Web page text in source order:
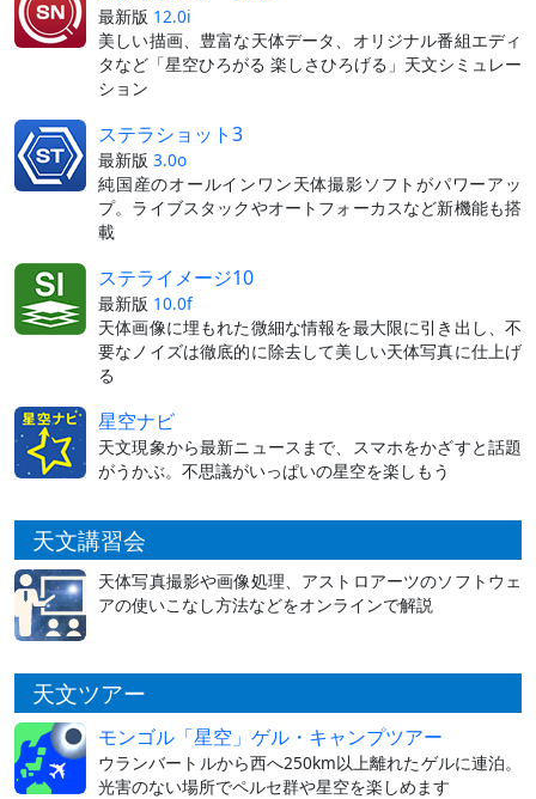
最新版 12.0i
美しい描画、豊富な天体データ、オリジナル番組エディ
タなど「星空ひろがる 楽しさひろげる」天文シミュレー
ション
ステラショット3
最新版 3.0o
純国産のオールインワン天体撮影ソフトがパワーアッ
プ。ライブスタックやオートフォーカスなど新機能も搭
載
ステライメージ10
最新版 10.0f
天体画像に埋もれた微細な情報を最大限に引き出し、不
要なノイズは徹底的に除去して美しい天体写真に仕上げ
る
星空ナビ
天文現象から最新ニュースまで、スマホをかざすと話題
がうかぶ。不思議がいっぱいの星空を楽しもう
天文講習会
天体写真撮影や画像処理、アストロアーツのソフトウェ
アの使いこなし方法などをオンラインで解説
天文ツアー
モンゴル「星空」ゲル・キャンプツアー
ウランバートルから西へ250km以上離れたゲルに連泊。
光害のない場所でペルセ群や星空を楽しめます